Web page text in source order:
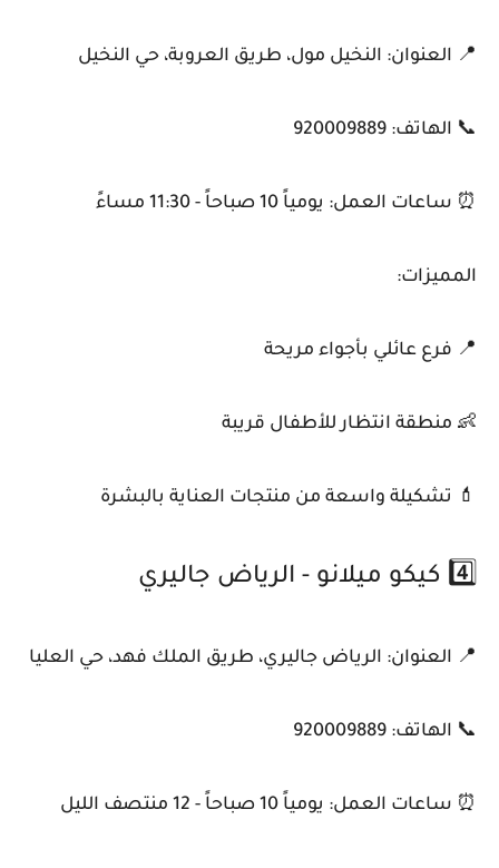
📍 العنوان: النخيل مول، طريق العروبة، حي النخيل
📞 الهاتف: 920009889
⏰ ساعات العمل: يومياً 10 صباحاً - 11:30 مساءً
المميزات:
📍 فرع عائلي بأجواء مريحة
👶 منطقة انتظار للأطفال قريبة
💄 تشكيلة واسعة من منتجات العناية بالبشرة
4️⃣ كيكو ميلانو - الرياض جاليري
📍 العنوان: الرياض جاليري، طريق الملك فهد، حي العليا
📞 الهاتف: 920009889
⏰ ساعات العمل: يومياً 10 صباحاً - 12 منتصف الليل